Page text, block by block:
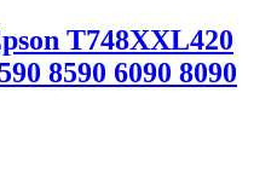
T748XXL420
8590 6090 8090